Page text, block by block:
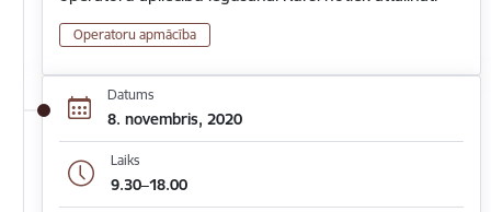
Operatoru apmācība
Datums
8. novembris, 2020
Laiks
9.30–18.00